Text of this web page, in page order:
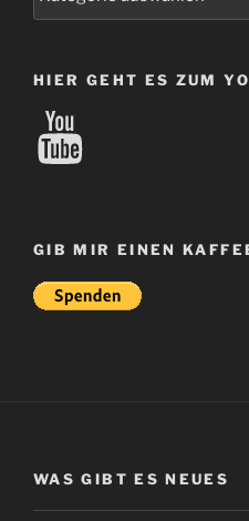
HIER GEHT ES ZUM
YouTube
GIB MIR EINEN
WAS GIBT ES NEUES